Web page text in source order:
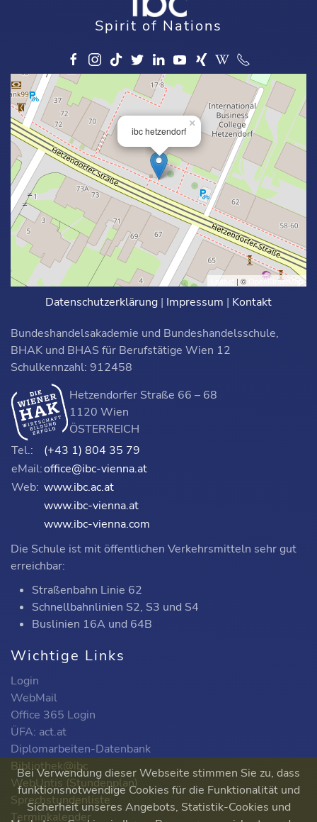
Spirit of Nations
ibc hetzendorf
×
Leaflet | © OpenStreetMap
Datenschutzerklärung | Impressum | Kontakt
Bundeshandelsakademie und Bundeshandelsschule,
BHAK und BHAS für Berufstätige Wien 12
Schulkennzahl: 912458
Hetzendorfer Straße 66 – 68
1120 Wien
ÖSTERREICH
Tel.:
(+43 1) 804 35 79
eMail:office@ibc-vienna.at
Web: www.ibc.ac.at
www.ibc-vienna.at
www.ibc-vienna.com
Die Schule ist mit öffentlichen Verkehrsmitteln sehr gut
erreichbar:
Straßenbahn Linie 62
Schnellbahnlinien S2, S3 und S4
Buslinien 16A und 64B
Wichtige Links
Login
WebMail
Office 365 Login
ÜFA: act.at
Diplomarbeiten-Datenbank
Bibliothek@ibc
WebUntis (Stundenplan)
Sprechstundenliste
Terminkalender
Bei Verwendung dieser Webseite stimmen Sie zu, dass
funktionsnotwendige Cookies für die Funktionalität und
Sicherheit unseres Angebots, Statistik-Cookies und